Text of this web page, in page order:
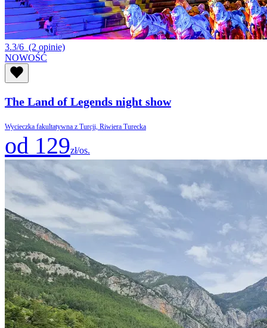
3.3/6 (2 opinie)
NOWOŚĆ
The Land of Legends night show
Wycieczka fakultatywna z Turcji, Riwiera Turecka
od 129zł/os.